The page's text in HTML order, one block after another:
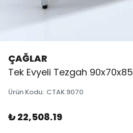
ÇAĞLAR
Tek Evyeli Tezgah 90x70x85
Ürün Kodu: CTAK.9070
₺ 22,508.19